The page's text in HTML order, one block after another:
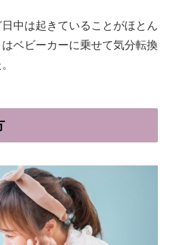
中は起きていることがほとん
ベビーカーに乗せて気分転換